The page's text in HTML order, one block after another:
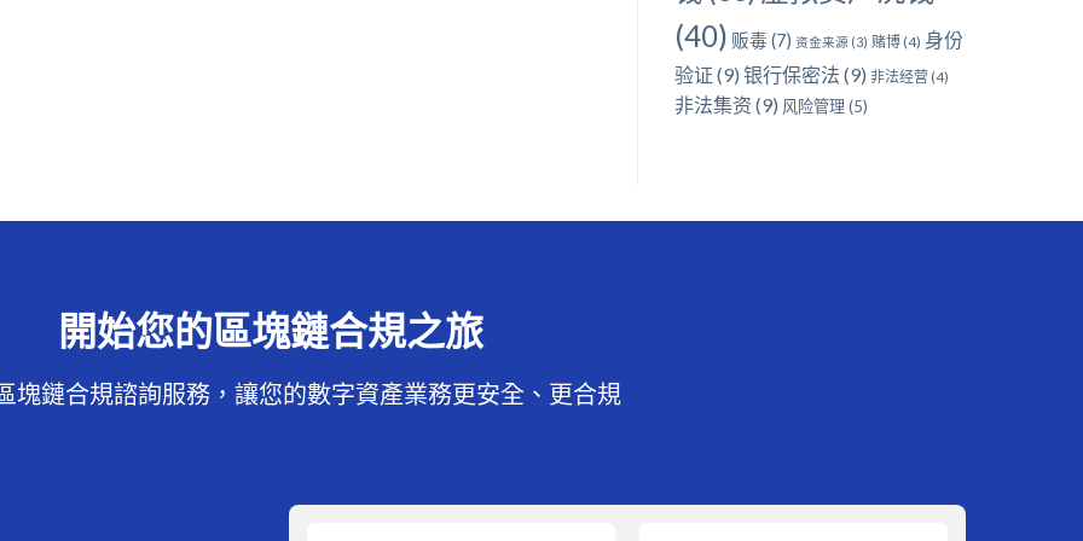
(40) 贩毒 (7) 资金来源 (3) 赌博(4) 身份
验证 (9) 银行保密法 (9) 非法经营(4)
非法集资 (9) 风险管理(5)
開始您的區塊鏈合規之旅
塊鏈合規諮詢服務，讓您的數字資產業務更安全、更合規